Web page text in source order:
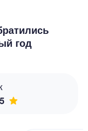
год
5